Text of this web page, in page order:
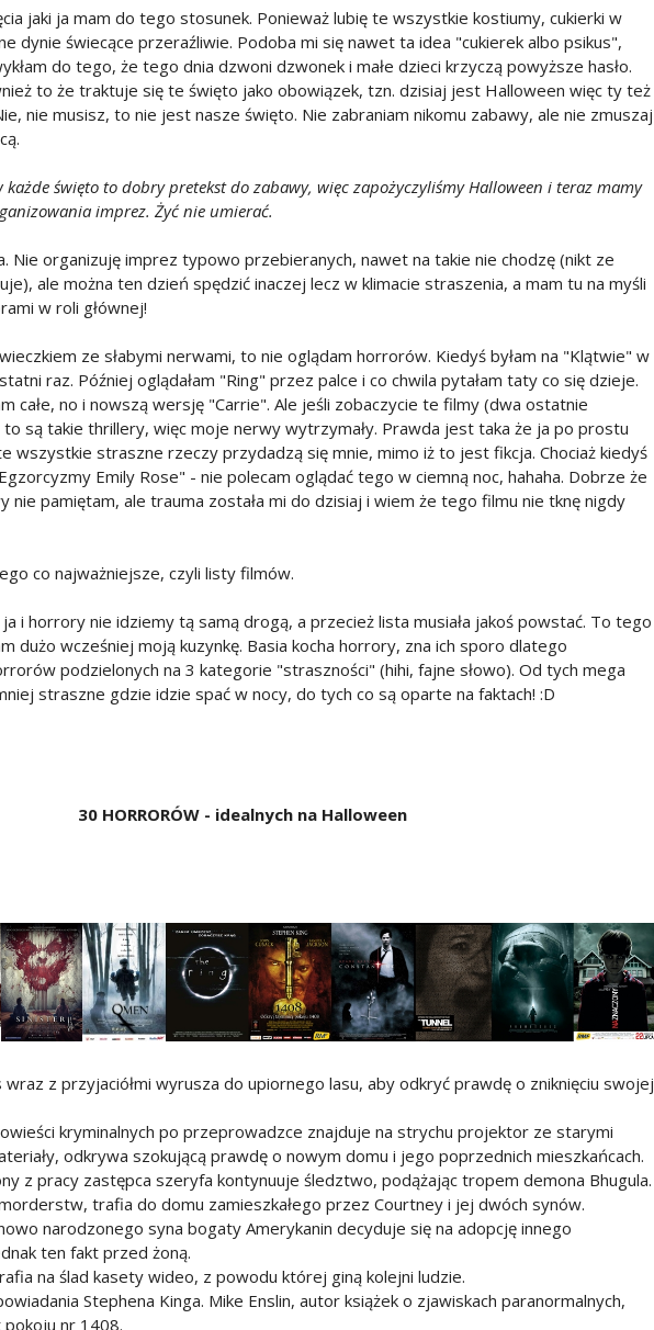
jaki ja mam do tego stosunek. Ponieważ lubię te wszystkie kostiumy, cukierki w
dynie świecące przeraźliwie. Podoba mi się nawet ta idea "cukierek albo psikus",
do tego, że tego dnia dzwoni dzwonek i małe dzieci krzyczą powyższe hasło.
to że traktuje się te święto jako obowiązek, tzn. dzisiaj jest Halloween więc ty też
nie musisz, to nie jest nasze święto. Nie zabraniam nikomu zabawy, ale nie zmuszaj
każde święto to dobry pretekst do zabawy, więc zapożyczyliśmy Halloween i teraz mamy
imprez. Żyć nie umierać.
Nie organizuję imprez typowo przebieranych, nawet na takie nie chodzę (nikt ze
ale można ten dzień spędzić inaczej lecz w klimacie straszenia, a mam tu na myśli
w roli głównej!
ze słabymi nerwami, to nie oglądam horrorów. Kiedyś byłam na "Klątwie" w
raz. Później oglądałam "Ring" przez palce i co chwila pytałam taty co się dzieje.
całe, no i nowszą wersję "Carrie". Ale jeśli zobaczycie te filmy (dwa ostatnie
są takie thrillery, więc moje nerwy wytrzymały. Prawda jest taka że ja po prostu
wszystkie straszne rzeczy przydadzą się mnie, mimo iż to jest fikcja. Chociaż kiedyś
Emily Rose" - nie polecam oglądać tego w ciemną noc, hahaha. Dobrze że
nie pamiętam, ale trauma została mi do dzisiaj i wiem że tego filmu nie tknę nigdy
co najważniejsze, czyli listy filmów.
ja i horrory nie idziemy tą samą drogą, a przecież lista musiała jakoś powstać. To tego
dużo wcześniej moją kuzynkę. Basia kocha horrory, zna ich sporo dlatego
podzielonych na 3 kategorie "straszności" (hihi, fajne słowo). Od tych mega
straszne gdzie idzie spać w nocy, do tych co są oparte na faktach! :D
30 HORRORÓW - idealnych na Halloween
wraz z przyjaciółmi wyrusza do upiornego lasu, aby odkryć prawdę o zniknięciu swojej
kryminalnych po przeprowadzce znajduje na strychu projektor ze starymi
odkrywa szokującą prawdę o nowym domu i jego poprzednich mieszkańcach.
z pracy zastępca szeryfa kontynuuje śledztwo, podążając tropem demona Bhugula.
trafia do domu zamieszkałego przez Courtney i jej dwóch synów.
narodzonego syna bogaty Amerykanin decyduje się na adopcję innego
ten fakt przed żoną.
na ślad kasety wideo, z powodu której giną kolejni ludzie.
Stephena Kinga. Mike Enslin, autor książek o zjawiskach paranormalnych,
nr 1408.